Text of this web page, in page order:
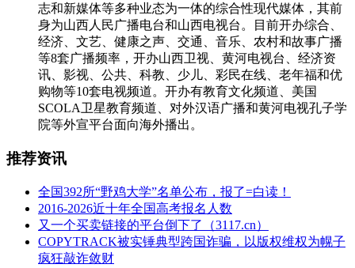
志和新媒体等多种业态为一体的综合性现代媒体，其前
身为山西人民广播电台和山西电视台。目前开办综合、
经济、文艺、健康之声、交通、音乐、农村和故事广播
等8套广播频率，开办山西卫视、黄河电视台、经济资
讯、影视、公共、科教、少儿、彩民在线、老年福和优
购物等10套电视频道。开办有教育文化频道、美国
SCOLA卫星教育频道、对外汉语广播和黄河电视孔子学
院等外宣平台面向海外播出。
推荐资讯
全国392所“野鸡大学”名单公布，报了=白读！
2016-2026近十年全国高考报名人数
又一个买卖链接的平台倒下了（3117.cn）
COPYTRACK被实锤典型跨国诈骗，以版权维权为幌子
疯狂敲诈敛财